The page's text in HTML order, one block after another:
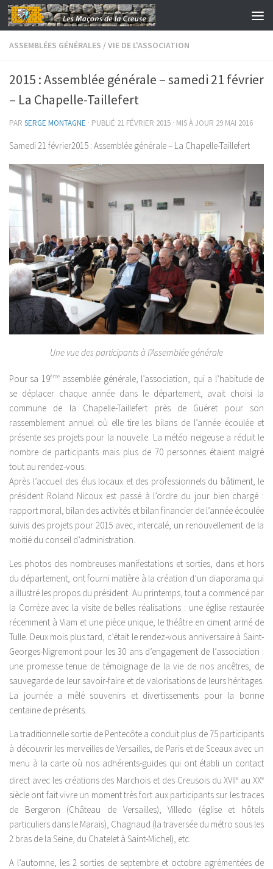
Skip to content
ASSEMBLÉES GÉNÉRALES /VIE DE L'ASSOCIATION
2015 : Assemblée générale – samedi 21 février
– La Chapelle-Taillefert
PAR SERGE MONTAGNE · PUBLIÉ 21 FÉVRIER 2015 · MIS À JOUR 29 MAI 2016
Samedi 21 février2015 : Assemblée générale – La Chapelle-Taillefert
Une vue des participants à l’Assemblée générale
Pour sa 19èmeassemblée générale, l’association, qui a l’habitude de
se déplacer chaque année dans le département, avait choisi la
commune de la Chapelle-Taillefert près de Guéret pour son
rassemblement annuel où elle tire les bilans de l’année écoulée et
présente ses projets pour la nouvelle. La météo neigeuse a réduit le
nombre de participants mais plus de 70 personnes étaient malgré
tout au rendez-vous.
Après l’accueil des élus locaux et des professionnels du bâtiment, le
président Roland Nicoux est passé à l’ordre du jour bien chargé :
rapport moral, bilan des activités et bilan financier de l’année écoulée
suivis des projets pour 2015 avec, intercalé, un renouvellement de la
moitié du conseil d’administration.
Les photos des nombreuses manifestations et sorties, dans et hors
du département, ont fourni matière à la création d’un diaporama qui
a illustré les propos du président. Au printemps, tout a commencé par
la Corrèze avec la visite de belles réalisations : une église restaurée
récemment à Viam et une pièce unique, le théâtre en ciment armé de
Tulle. Deux mois plus tard, c’était le rendez-vous anniversaire à Saint-
Georges-Nigremont pour les 30 ans d’engagement de l’association :
une promesse tenue de témoignage de la vie de nos ancêtres, de
sauvegarde de leur savoir-faire et de valorisations de leurs héritages.
La journée a mêlé souvenirs et divertissements pour la bonne
centaine de présents.
La traditionnelle sortie de Pentecôte a conduit plus de 75 participants
à découvrir les merveilles de Versailles, de Paris et de Sceaux avec un
menu à la carte où nos adhérents-guides qui ont établi un contact
direct avec les créations des Marchois et des Creusois du XVIIe au XXe
siècle ont fait vivre un moment très fort aux participants sur les traces
de Bergeron (Château de Versailles), Villedo (église et hôtels
particuliers dans le Marais), Chagnaud (la traversée du métro sous les
2 bras de la Seine, du Chatelet à Saint-Michel), etc.
A l’automne, les 2 sorties de septembre et octobre agrémentées de